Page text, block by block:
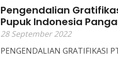
Pengendalian
Pupuk Indonesia
28 September 2022
PENGENDALIAN GRATIFIKASI